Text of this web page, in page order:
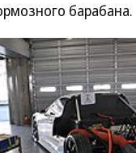
барабана.